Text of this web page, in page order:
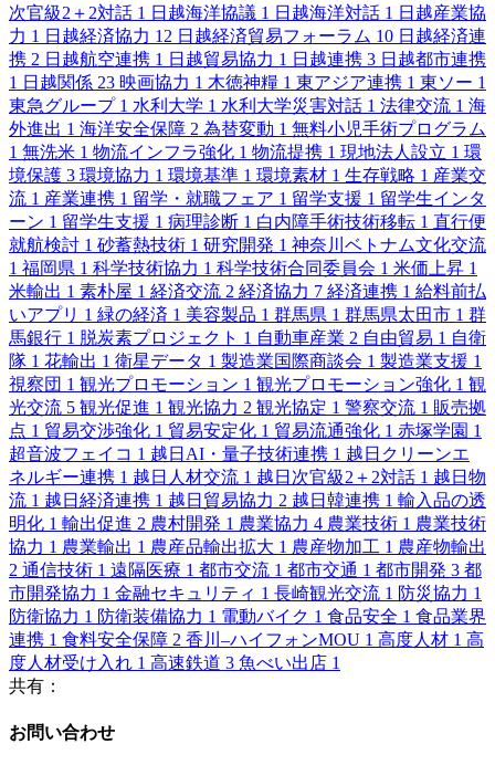
次官級2＋2対話 1 日越海洋協議 1 日越海洋対話 1 日越産業協
力 1 日越経済協力 12 日越経済貿易フォーラム 10 日越経済連
携 2 日越航空連携 1 日越貿易協力 1 日越連携 3 日越都市連携
1 日越関係 23 映画協力 1 木徳神糧 1 東アジア連携 1 東ソー 1
東急グループ 1 水利大学 1 水利大学災害対話 1 法律交流 1 海
外進出 1 海洋安全保障 2 為替変動 1 無料小児手術プログラム
1 無洗米 1 物流インフラ強化 1 物流提携 1 現地法人設立 1 環
境保護 3 環境協力 1 環境基準 1 環境素材 1 生存戦略 1 産業交
流 1 産業連携 1 留学・就職フェア 1 留学支援 1 留学生インタ
ーン 1 留学生支援 1 病理診断 1 白内障手術技術移転 1 直行便
就航検討 1 砂蓄熱技術 1 研究開発 1 神奈川ベトナム文化交流
1 福岡県 1 科学技術協力 1 科学技術合同委員会 1 米価上昇 1
米輸出 1 素朴屋 1 経済交流 2 経済協力 7 経済連携 1 給料前払
いアプリ 1 緑の経済 1 美容製品 1 群馬県 1 群馬県太田市 1 群
馬銀行 1 脱炭素プロジェクト 1 自動車産業 2 自由貿易 1 自衛
隊 1 花輸出 1 衛星データ 1 製造業国際商談会 1 製造業支援 1
視察団 1 観光プロモーション 1 観光プロモーション強化 1 観
光交流 5 観光促進 1 観光協力 2 観光協定 1 警察交流 1 販売拠
点 1 貿易交渉強化 1 貿易安定化 1 貿易流通強化 1 赤塚学園 1
超音波フェイコ 1 越日AI・量子技術連携 1 越日クリーンエ
ネルギー連携 1 越日人材交流 1 越日次官級2＋2対話 1 越日物
流 1 越日経済連携 1 越日貿易協力 2 越日韓連携 1 輸入品の透
明化 1 輸出促進 2 農村開発 1 農業協力 4 農業技術 1 農業技術
協力 1 農業輸出 1 農産品輸出拡大 1 農産物加工 1 農産物輸出
2 通信技術 1 遠隔医療 1 都市交流 1 都市交通 1 都市開発 3 都
市開発協力 1 金融セキュリティ 1 長崎観光交流 1 防災協力 1
防衛協力 1 防衛装備協力 1 電動バイク 1 食品安全 1 食品業界
連携 1 食料安全保障 2 香川–ハイフォンMOU 1 高度人材 1 高
度人材受け入れ 1 高速鉄道 3 魚べい出店 1
共有：
お問い合わせ​